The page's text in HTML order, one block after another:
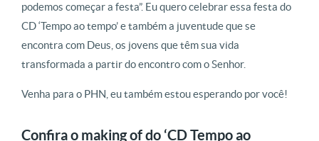
podemos começar a festa”. Eu quero celebrar essa festa do
CD ‘Tempo ao tempo’ e também a juventude que se
encontra com Deus, os jovens que têm sua vida
transformada a partir do encontro com o Senhor.
Venha para o PHN, eu também estou esperando por você!
Confira o making of do ‘CD Tempo ao